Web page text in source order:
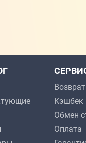
Возврат
Кэшбек
Обмен
Оплата